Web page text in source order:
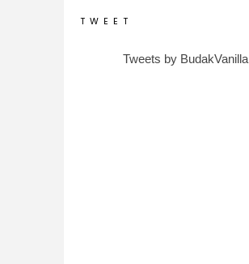
T W E E T
Tweets by BudakVanilla